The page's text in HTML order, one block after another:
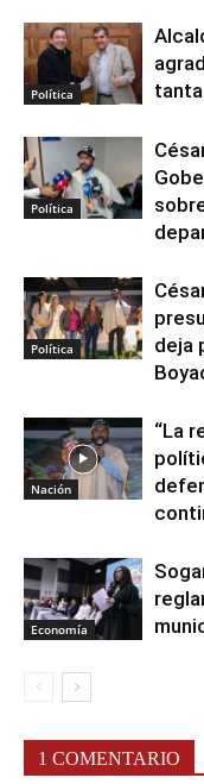
Política
tanta
Política
Política
deja
Nación
“La
Economía
1 COMENTARIO